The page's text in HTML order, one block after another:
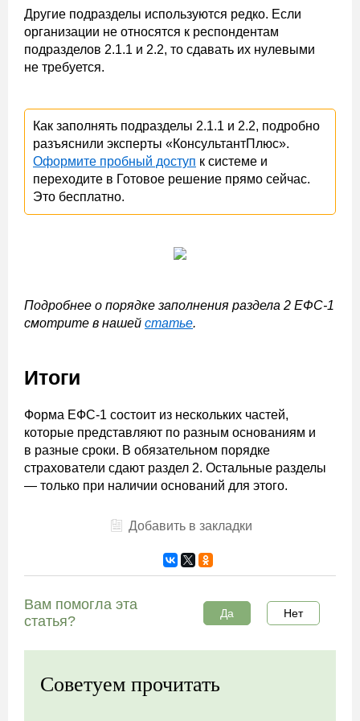
Другие подразделы используются редко. Если
организации не относятся к респондентам
подразделов 2.1.1 и 2.2, то сдавать их нулевыми
не требуется.
Как заполнять подразделы 2.1.1 и 2.2, подробно
разъяснили эксперты «КонсультантПлюс».
Оформите пробный доступ к системе и
переходите в Готовое решение прямо сейчас.
Это бесплатно.
Подробнее о порядке заполнения раздела 2 ЕФС-1
смотрите в нашей статье.
Итоги
Форма ЕФС-1 состоит из нескольких частей,
которые представляют по разным основаниям и
в разные сроки. В обязательном порядке
страхователи сдают раздел 2. Остальные разделы
— только при наличии оснований для этого.
Добавить в закладки
Вам помогла эта
статья?
Да Нет
Советуем прочитать